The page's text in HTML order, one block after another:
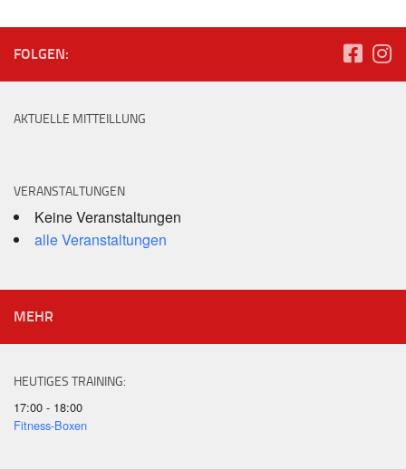
FOLGEN:
AKTUELLE MITTEILLUNG
VERANSTALTUNGEN
Keine Veranstaltungen
alle Veranstaltungen
MEHR
HEUTIGES TRAINING:
17:00 - 18:00
Fitness-Boxen